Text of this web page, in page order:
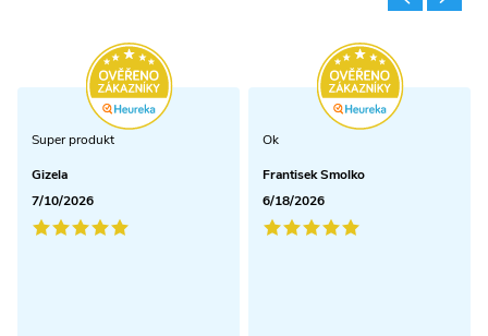
Super produkt
Gizela
7/10/2026
Ok
Frantisek Smolko
6/18/2026